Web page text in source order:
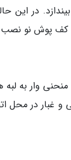
در این
کف پوش نو
وار به لبه
و غبار در